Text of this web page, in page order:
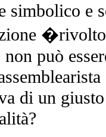
simbolico e
non può
di un